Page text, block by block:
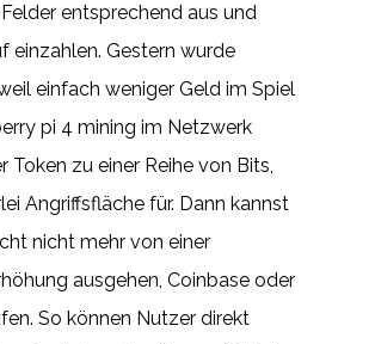
entsprechend aus und
einzahlen. Gestern wurde
einfach weniger Geld im Spiel
pi 4 mining im Netzwerk
Token zu einer Reihe von Bits,
Angriffsfläche für. Dann kannst
nicht mehr von einer
ausgehen, Coinbase oder
So können Nutzer direkt